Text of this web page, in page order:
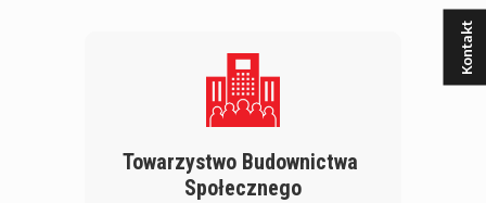
Towarzystwo Budownictwa
Społecznego
Kontakt